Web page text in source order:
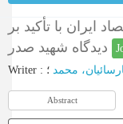
ایران با تأکید بر
Writer : محمد ؛
Abstract